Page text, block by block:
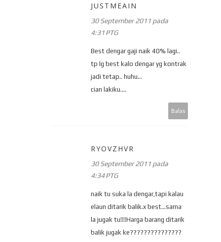
JUSTMEAIN
30 September 2011 pada
4:31 PTG
Best dengar gaji naik 40% lagi..
tp lg best kalo dengar yg kontrak
jadi tetap.. huhu...
cian lakiku....
Balas
RYOVZHVR
30 September 2011 pada
4:34 PTG
naik tu suka la dengar,tapi kalau
elaun ditarik balik.x best...sama
la jugak tu!!!!Harga barang ditarik
balik jugak ke???????????????